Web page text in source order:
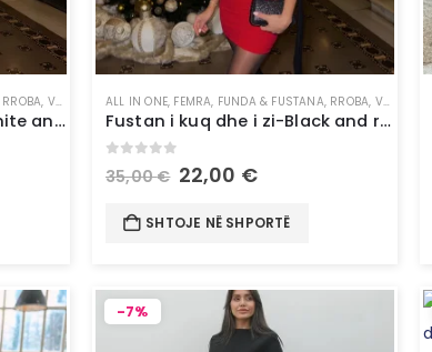
RROBA, VESHJE
Fustan i zi dhe bardhë-white and black short dress
ALL IN ONE, FEMRA, FUNDA & FUSTANA, RROBA, VESHJE
Fustan i kuq dhe i zi-Black and red short dress
out of 5
35,00€ 22,00 €
SHTOJE NË SHPORTË
-7%